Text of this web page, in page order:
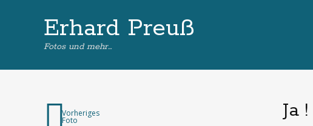
Erhard Preuß
Fotos und mehr…
Vorheriges
Foto Ja